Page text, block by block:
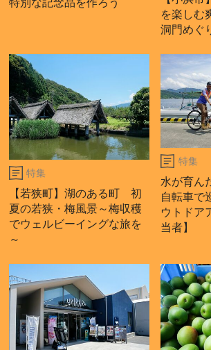
を楽しむ
洞門めぐ
特集
【若狭町】湖のある町 初
夏の若狭・梅風景～梅収穫
でウェルビーイングな旅を
～
特集
水が育ん
自転車で
ウトドア
当者】